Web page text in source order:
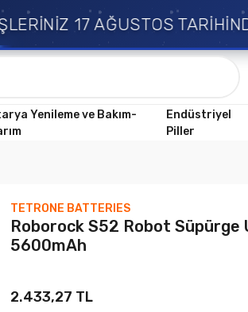
17 AĞUSTOS TARİHİNDE
Yenileme ve Bakım-
Endüstriyel
Piller
TETRONE BATTERIES
Roborock S52 Robot Süpürge
5600mAh
2.433,27 TL